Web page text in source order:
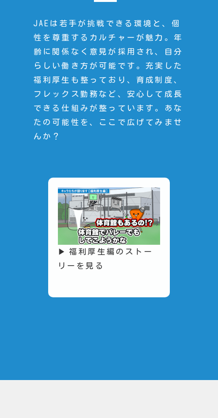
JAEは若手が挑戦できる環境と、個
性を尊重するカルチャーが魅力。年
齢に関係なく意見が採用され、自分
らしい働き方が可能です。充実した
福利厚生も整っており、育成制度、
フレックス勤務など、安心して成長
できる仕組みが整っています。あな
たの可能性を、ここで広げてみませ
んか？
福利厚生編のストー
リーを見る